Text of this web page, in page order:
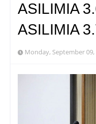
ASILIMIA
ASILIMIA
Monday, September 09,